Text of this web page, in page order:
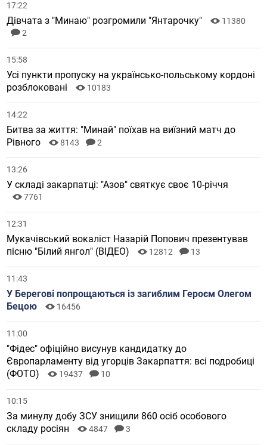
17:22
Дівчата з "Минаю" розгромили "Янтарочку"
11380
2
15:58
Усі пункти пропуску на українсько-польському кордоні
розблоковані
10183
14:22
Битва за життя: "Минай" поїхав на виїзний матч до
Рівного
8143 2
13:26
У складі закарпатці: "Азов" святкує своє 10-річчя
7761
12:31
Мукачівський вокаліст Назарій Попович презентував
пісню "Білий янгол" (ВІДЕО)
12812 13
11:43
У Берегові попрощаються із загиблим Героєм Олегом
Бецою
16456
11:00
"Фідес" офіційно висунув кандидатку до
Європарламенту від угорців Закарпаття: всі подробиці
(ФОТО)
19437 10
10:15
За минулу добу ЗСУ знищили 860 осіб особового
складу росіян
4847 3